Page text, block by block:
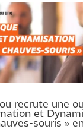
recrute une
et
souris »